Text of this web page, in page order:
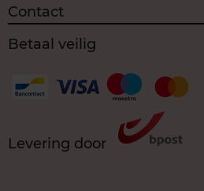
Contact
Betaal veilig
Levering door